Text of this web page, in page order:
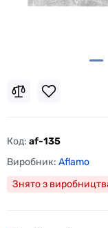
Код: af-135
Виробник: Aflamo
Знято з